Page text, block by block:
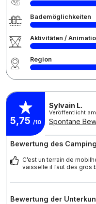
Bademöglichkeiten
Aktivitäten /
Region
5,75 /10
Sylvain L.
Veröffentlicht
Spontane
Bewertung des
C’est un terrain de
vaisselle il faut des gros
Bewertung der